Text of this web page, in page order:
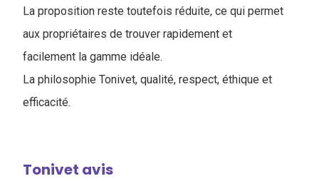
La proposition reste toutefois réduite, ce qui permet
aux propriétaires de trouver rapidement et
facilement la gamme idéale.
La philosophie Tonivet, qualité, respect, éthique et
efficacité.
Tonivet avis